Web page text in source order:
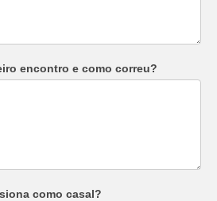
encontro e como correu?
como casal?